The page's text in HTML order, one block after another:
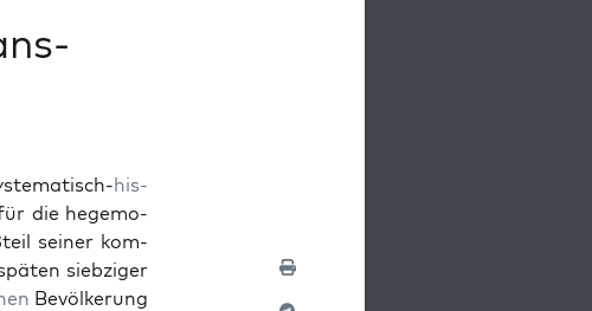
his­
die hege­mo­
sein­er kom­
siebziger
Bevölkerung